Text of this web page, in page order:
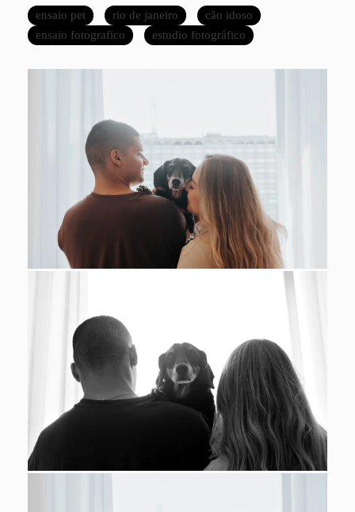
ensaio pet rio de janeiro
cão idoso
ensaio fotografico
estudio fotográfico